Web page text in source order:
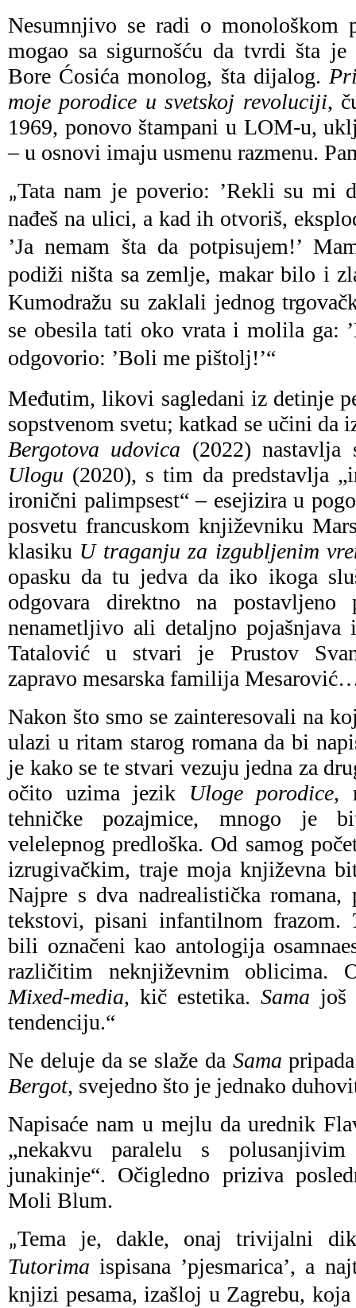
Nesumnjivo se radi o monološkom
mogao sa sigurnošću da tvrdi šta je
Bore Ćosića monolog, šta dijalog.
moje porodice u svetskoj revoluciji,
1969, ponovo štampani u LOM-u,
– u osnovi imaju usmenu razmenu.
„Tata nam je poverio: ’Rekli su mi
nađeš na ulici, a kad ih otvoriš,
’Ja nemam šta da potpisujem!’
podiži ništa sa zemlje, makar bilo i
Kumodražu su zaklali jednog
se obesila tati oko vrata i molila ga:
odgovorio: ’Boli me pištolj!’“
Međutim, likovi sagledani iz detinje
sopstvenom svetu; katkad se učini da
Bergotova udovica (2022)
Ulogu (2020), s tim da predstavlja
ironični palimpsest“ – esejizira u
posvetu francuskom književniku
klasiku U traganju za izgubljenim
opasku da tu jedva da iko ikoga
odgovara direktno na postavljeno
nenametljivo ali detaljno pojašnjava
Tatalović u stvari je Prustov
zapravo mesarska familija
Nakon što smo se zainteresovali na
ulazi u ritam starog romana da bi
je kako se te stvari vezuju jedna za
očito uzima jezik Uloge porodice,
tehničke pozajmice, mnogo je
velelepnog predloška. Od samog
izrugivačkim, traje moja književna
Najpre s dva nadrealistička
tekstovi, pisani infantilnom frazom.
bili označeni kao antologija
različitim neknjiževnim oblicima.
Mixed-media, kič estetika. Sama još
tendenciju.“
Ne deluje da se slaže da Sama
Bergot, svejedno što je jednako
Napisaće nam u mejlu da urednik
„nekakvu paralelu s polusanjivim
junakinje“. Očigledno priziva
Moli Blum.
„Tema je, dakle, onaj trivijalni
Tutorima ispisana ’pjesmarica’, a
knjizi pesama, izašloj u Zagrebu,